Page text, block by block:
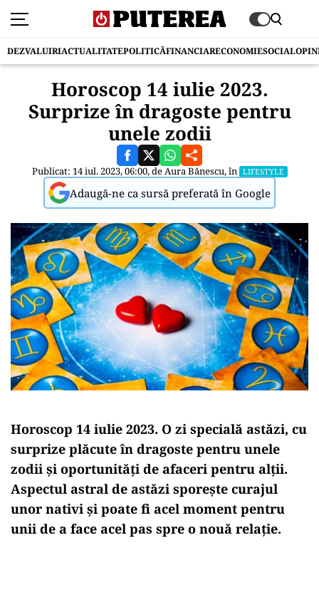
DEZVALUIRIACTUALITATEPOLITICĂFINANCIARECONOMIESOCIAL
Horoscop 14 iulie 2023.
Surprize în dragoste pentru
unele zodii
Publicat: 14 iul. 2023, 06:00, deAura Bănescu, în LIFESTYLE
Adaugă-ne ca sursă preferată în Google
Horoscop 14 iulie 2023. O zi specială astăzi, cu
surprize plăcute în dragoste pentru unele
zodii și oportunități de afaceri pentru alții.
Aspectul astral de astăzi sporește curajul
unor nativi și poate fi acel moment pentru
unii de a face acel pas spre o nouă relație.